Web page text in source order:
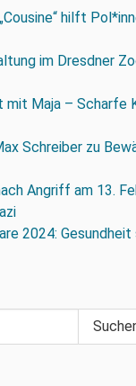
hilft
im Dresdner
mit Maja – Scharfe
Schreiber zu
Angriff am 13.
2024: